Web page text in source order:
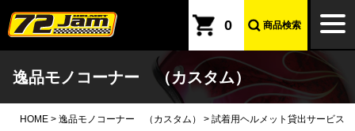
本文へ
0 商品検索
逸品モノコーナー （カスタム）
HOME > 逸品モノコーナー （カスタム） > 試着用ヘルメット貸出サービス